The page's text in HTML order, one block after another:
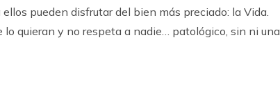
pueden disfrutar del bien más preciado: la Vida.
quieran y no respeta a nadie… patológico, sin ni una